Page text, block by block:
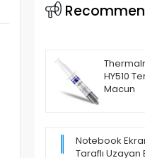
HY510
Macun
Notebook
Taraflı Uzayan